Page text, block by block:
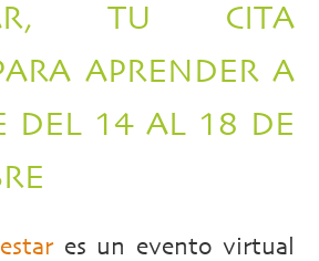
TU CITA
APRENDER A
DEL 14 AL 18 DE
es un evento virtual